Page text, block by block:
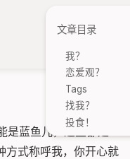
是蓝鱼儿，这些都是
方式称呼我，你开心就
文章目录
我？
恋爱观？
Tags
找我？
投食！